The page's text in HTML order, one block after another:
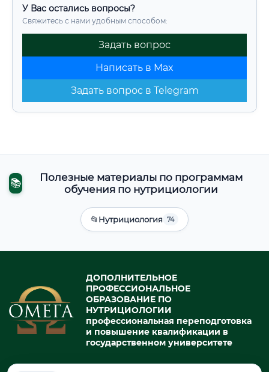
У Вас остались вопросы?
Свяжитесь с нами удобным способом:
Задать вопрос
Написать в Max
Задать вопрос в Telegram
📚
Полезные материалы по программам
обучения по нутрициологии
📂Нутрициология 74
ДОПОЛНИТЕЛЬНОЕ
ПРОФЕССИОНАЛЬНОЕ
ОБРАЗОВАНИЕ ПО
НУТРИЦИОЛОГИИ
профессиональная переподготовка
и повышение квалификации в
государственном университете